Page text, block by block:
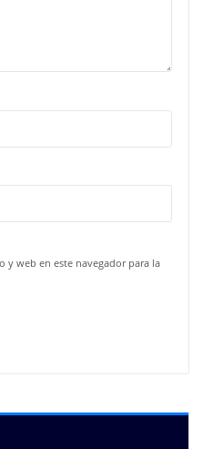
y web en este navegador para la